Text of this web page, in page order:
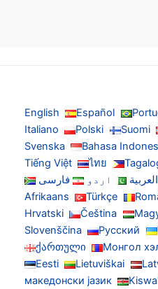
English Español
Italiano
Polski
Svenska
Bahasa
Tiếng Việt
ไทย
اردو
فارسی
Afrikaans
Türkçe
Hrvatski
Čeština
Slovenščina
Русский
ქართული
Eesti
Lietuviškai
македонски јазик